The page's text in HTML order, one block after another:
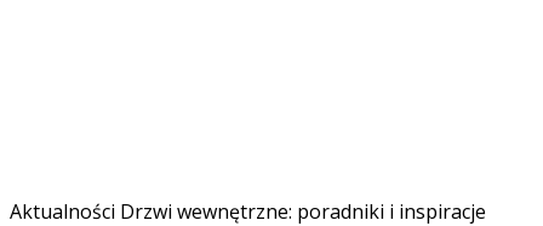
Aktualności Drzwi wewnętrzne: poradniki i inspiracje